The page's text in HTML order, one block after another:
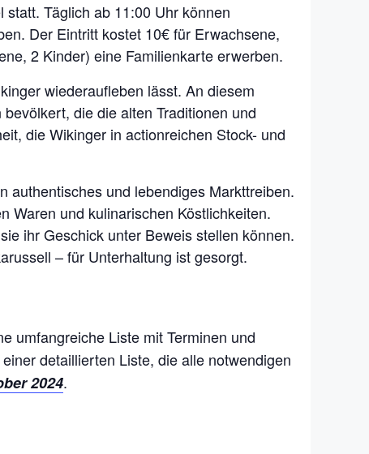
Täglich ab 11:00 Uhr können
Der Eintritt kostet 10€ für Erwachsene,
2 Kinder) eine Familienkarte erwerben.
wiederaufleben lässt. An diesem
die die alten Traditionen und
die Wikinger in actionreichen Stock- und
authentisches und lebendiges Markttreiben.
Waren und kulinarischen Köstlichkeiten.
ihr Geschick unter Beweis stellen können.
– für Unterhaltung ist gesorgt.
umfangreiche Liste mit Terminen und
detaillierten Liste, die alle notwendigen
2024.